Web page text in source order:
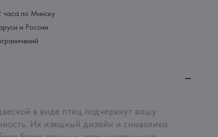
часа по Минску
и России
в виде птиц подчеркнут вашу
Их изящный дизайн и символика